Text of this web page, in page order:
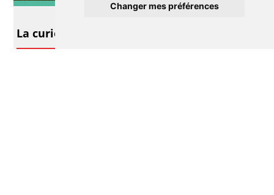
Changer mes préférences
La curiosité des anges